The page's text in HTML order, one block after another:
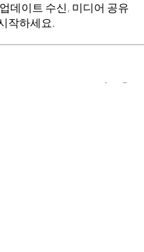
데이트 수신, 미디어 공유
작하세요.
팔로우